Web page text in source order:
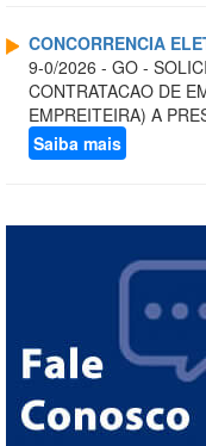
CONCORRENCIA
9-0/2026 - GO -
CONTRATACAO DE
EMPREITEIRA) A
Saiba mais